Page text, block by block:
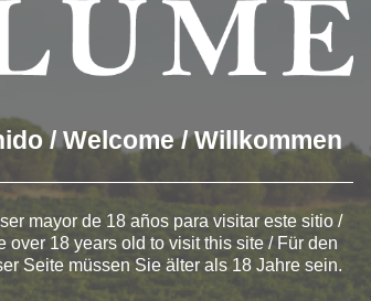
of a Rueda that is light, casual and
fertile land of flavor.
/ Welcome / Willkommen
mayor de 18 años para visitar este sitio /
over 18 years old to visit this site / Für den
Seite müssen Sie älter als 18 Jahre sein.